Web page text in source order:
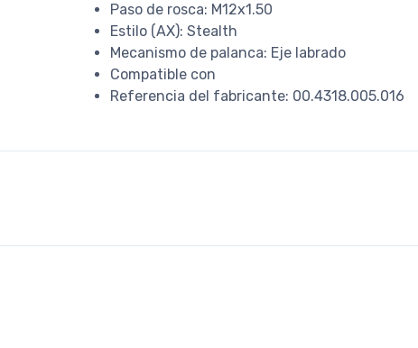
Paso de rosca: M12x1.50
Estilo (AX): Stealth
Mecanismo de palanca: Eje labrado
Compatible con
Referencia del fabricante: 00.4318.005.016